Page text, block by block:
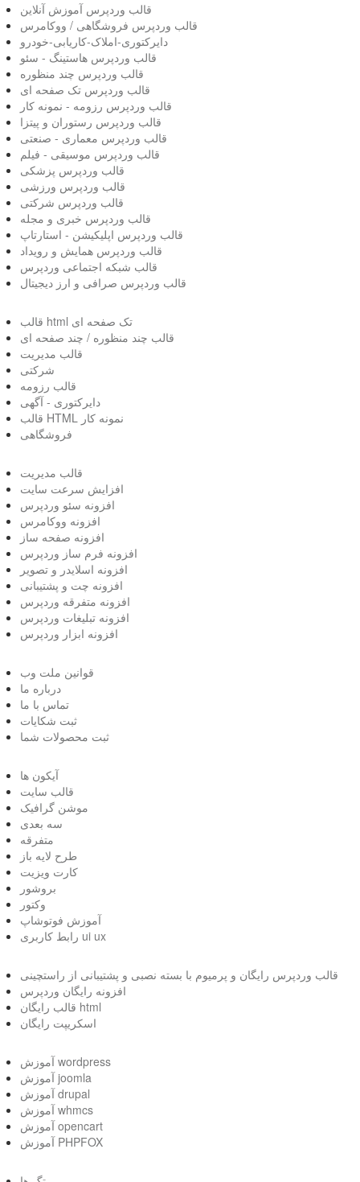
قالب وردپرس آموزش آنلاین
قالب وردپرس فروشگاهی / ووکامرس
دایرکتوری-املاک-کاریابی-خودرو
قالب وردپرس هاستینگ - سئو
قالب وردپرس چند منظوره
قالب وردپرس تک صفحه ای
قالب وردپرس رزومه - نمونه کار
قالب وردپرس رستوران و پیتزا
قالب وردپرس معماری - صنعتی
قالب وردپرس موسیقی - فیلم
قالب وردپرس پزشکی
قالب وردپرس ورزشی
قالب وردپرس شرکتی
قالب وردپرس خبری و مجله
قالب وردپرس اپلیکیشن - استارتاپ
قالب وردپرس همایش و رویداد
قالب شبکه اجتماعی وردپرس
قالب وردپرس صرافی و ارز دیجیتال
قالب html تک صفحه ای
قالب چند منظوره / چند صفحه ای
قالب مدیریت
شرکتی
قالب رزومه
دایرکتوری - آگهی
قالب HTML نمونه کار
فروشگاهی
قالب مدیریت
افزایش سرعت سایت
افزونه سئو وردپرس
افزونه ووکامرس
افزونه صفحه ساز
افزونه فرم ساز وردپرس
افزونه اسلایدر و تصویر
افزونه چت و پشتیبانی
افزونه متفرقه وردپرس
افزونه تبلیغات وردپرس
افزونه ابزار وردپرس
قوانین ملت وب
درباره ما
تماس با ما
ثبت شکایات
ثبت محصولات شما
آیکون ها
قالب سایت
موشن گرافیک
سه بعدی
متفرقه
طرح لایه باز
کارت ویزیت
بروشور
وکتور
آموزش فوتوشاپ
رابط کاربری ui ux
قالب وردپرس رایگان و پرمیوم با بسته نصبی و پشتیبانی از راستچینی
افزونه رایگان وردپرس
قالب رایگان html
اسکریپت رایگان
آموزش wordpress
آموزش joomla
آموزش drupal
آموزش whmcs
آموزش opencart
آموزش PHPFOX